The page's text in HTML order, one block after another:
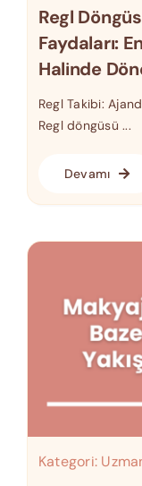
Regl
Faydaları:
Halinde
Regl Takibi:
Regl döngüsü ...
Devamı
Kategori: